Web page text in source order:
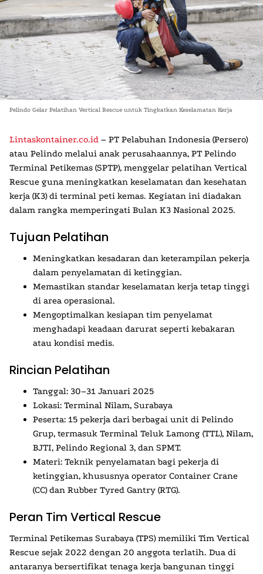
Pelindo Gelar Pelatihan Vertical Rescue untuk Tingkatkan Keselamatan Kerja
Lintaskontainer.co.id – PT Pelabuhan Indonesia (Persero)
atau Pelindo melalui anak perusahaannya, PT Pelindo
Terminal Petikemas (SPTP), menggelar pelatihan Vertical
Rescue guna meningkatkan keselamatan dan kesehatan
kerja (K3) di terminal peti kemas. Kegiatan ini diadakan
dalam rangka memperingati Bulan K3 Nasional 2025.
Tujuan Pelatihan
Meningkatkan kesadaran dan keterampilan pekerja
dalam penyelamatan di ketinggian.
Memastikan standar keselamatan kerja tetap tinggi
di area operasional.
Mengoptimalkan kesiapan tim penyelamat
menghadapi keadaan darurat seperti kebakaran
atau kondisi medis.
Rincian Pelatihan
Tanggal: 30–31 Januari 2025
Lokasi: Terminal Nilam, Surabaya
Peserta: 15 pekerja dari berbagai unit di Pelindo
Grup, termasuk Terminal Teluk Lamong (TTL), Nilam,
BJTI, Pelindo Regional 3, dan SPMT.
Materi: Teknik penyelamatan bagi pekerja di
ketinggian, khususnya operator Container Crane
(CC) dan Rubber Tyred Gantry (RTG).
Peran Tim Vertical Rescue
Terminal Petikemas Surabaya (TPS) memiliki Tim Vertical
Rescue sejak 2022 dengan 20 anggota terlatih. Dua di
antaranya bersertifikat tenaga kerja bangunan tinggi